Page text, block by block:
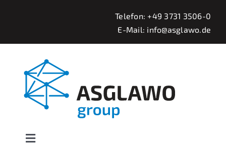
Telefon: +49 3731 3506-0
E-Mail: info@asglawo.de
Toggle